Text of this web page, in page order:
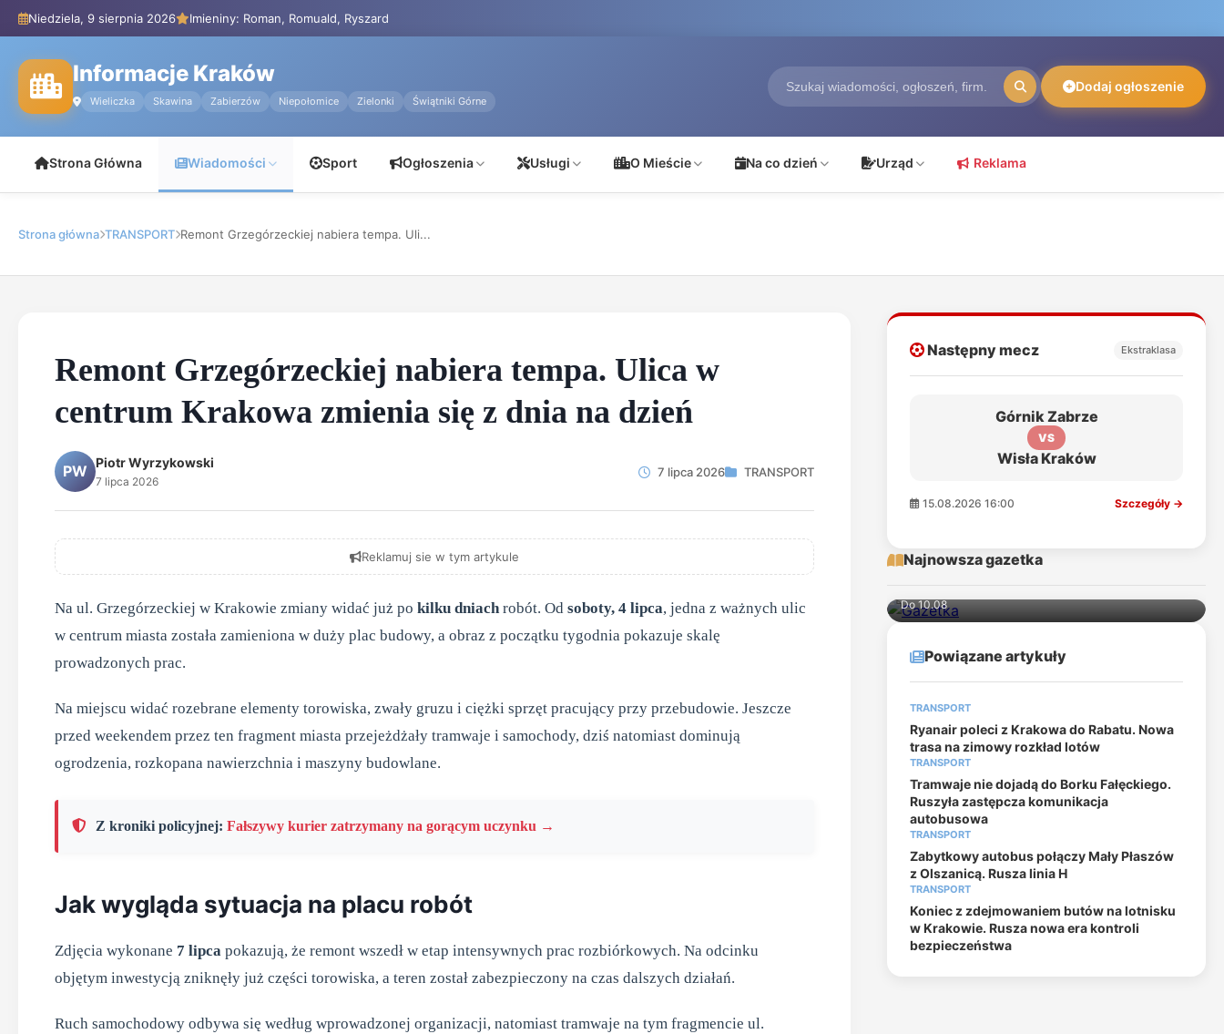
Niedziela, 9 sierpnia 2026 Imieniny: Roman, Romuald, Ryszard
Informacje Kraków
Wieliczka Skawina Zabierzów Niepołomice Zielonki Świątniki Górne
Dodaj ogłoszenie
Strona Główna Wiadomości Sport Ogłoszenia Usługi O Mieście Na co dzień Urząd Reklama
Strona główna TRANSPORT Remont Grzegórzeckiej nabiera tempa. Uli...
Remont Grzegórzeckiej nabiera tempa. Ulica w
centrum Krakowa zmienia się z dnia na dzień
PW Piotr Wyrzykowski
7 lipca 2026
7 lipca 2026 TRANSPORT
Reklamuj sie w tym artykule
Na ul. Grzegórzeckiej w Krakowie zmiany widać już po kilku dniachrobót. Od soboty, 4 lipca, jedna z ważnych ulic
w centrum miasta została zamieniona w duży plac budowy, a obraz z początku tygodnia pokazuje skalę
prowadzonych prac.
Na miejscu widać rozebrane elementy torowiska, zwały gruzu i ciężki sprzęt pracujący przy przebudowie. Jeszcze
przed weekendem przez ten fragment miasta przejeżdżały tramwaje i samochody, dziś natomiast dominują
ogrodzenia, rozkopana nawierzchnia i maszyny budowlane.
Z kroniki policyjnej: Fałszywy kurier zatrzymany na gorącym uczynku →
Jak wygląda sytuacja na placu robót
Zdjęcia wykonane 7 lipca pokazują, że remont wszedł w etap intensywnych prac rozbiórkowych. Na odcinku
objętym inwestycją zniknęły już części torowiska, a teren został zabezpieczony na czas dalszych działań.
Ruch samochodowy odbywa się według wprowadzonej organizacji, natomiast tramwaje na tym fragmencie ul.
Następny mecz Ekstraklasa
Górnik Zabrze
VS
Wisła Kraków
15.08.2026 16:00 Szczegóły →
Najnowsza gazetka
Do 10.08
Powiązane artykuły
TRANSPORT
Ryanair poleci z Krakowa do Rabatu. Nowa
trasa na zimowy rozkład lotów
TRANSPORT
Tramwaje nie dojadą do Borku Fałęckiego.
Ruszyła zastępcza komunikacja
autobusowa
TRANSPORT
Zabytkowy autobus połączy Mały Płaszów
z Olszanicą. Rusza linia H
TRANSPORT
Koniec z zdejmowaniem butów na lotnisku
w Krakowie. Rusza nowa era kontroli
bezpieczeństwa